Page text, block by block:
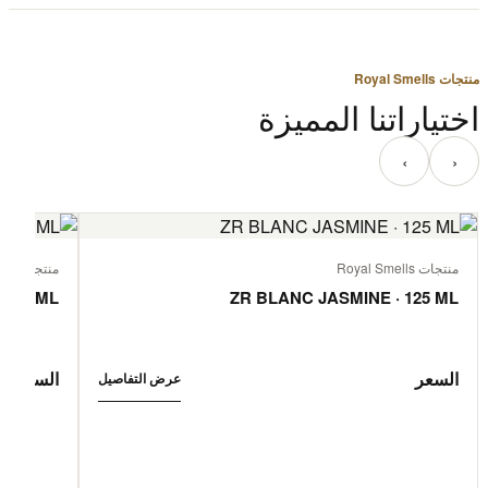
منتجات Royal Smells
اختياراتنا المميزة
‹ ›
منتجات Royal Smells
ZR BLANC JASMINE · 125 ML
السعر عرض التفاصيل
منتجات Royal Smells
ML
السعر